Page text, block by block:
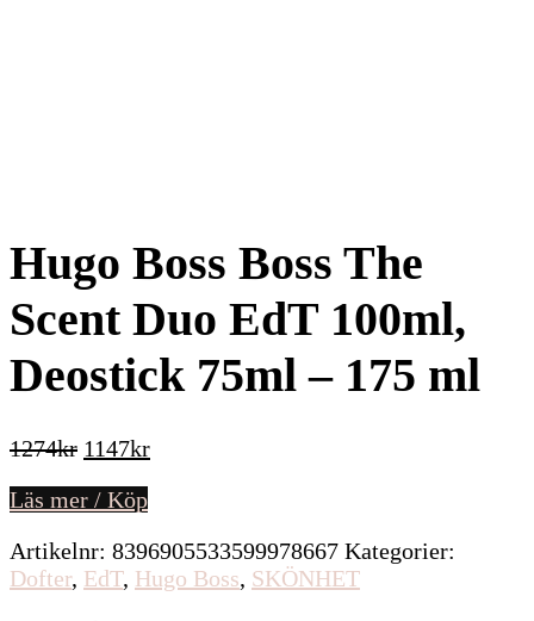
Hugo Boss Boss The
Scent Duo EdT 100ml,
Deostick 75ml – 175 ml
1274kr Det
priset
1274kr.
1147krDet
1147kr.
Läs mer / Köp
Artikelnr: 8396905533599978667 Kategorier:
Dofter, EdT, Hugo Boss, SKÖNHET